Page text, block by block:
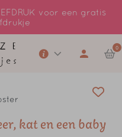
voor een gratis
0
kat en een baby